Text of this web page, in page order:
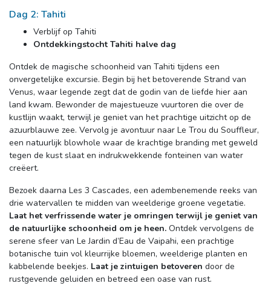
Dag 2: Tahiti
Verblijf op Tahiti
Ontdekkingstocht Tahiti halve dag
Ontdek de magische schoonheid van Tahiti tijdens een
onvergetelijke excursie. Begin bij het betoverende Strand van
Venus, waar legende zegt dat de godin van de liefde hier aan
land kwam. Bewonder de majestueuze vuurtoren die over de
kustlijn waakt, terwijl je geniet van het prachtige uitzicht op de
azuurblauwe zee. Vervolg je avontuur naar Le Trou du Souffleur,
een natuurlijk blowhole waar de krachtige branding met geweld
tegen de kust slaat en indrukwekkende fonteinen van water
creëert.
Bezoek daarna Les 3 Cascades, een adembenemende reeks van
drie watervallen te midden van weelderige groene vegetatie.
Laat het verfrissende water je omringen terwijl je geniet van
de natuurlijke schoonheid om je heen. Ontdek vervolgens de
serene sfeer van Le Jardin d’Eau de Vaipahi, een prachtige
botanische tuin vol kleurrijke bloemen, weelderige planten en
kabbelende beekjes. Laat je zintuigen betoveren door de
rustgevende geluiden en betreed een oase van rust.